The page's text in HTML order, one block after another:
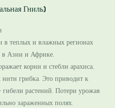
Гниль)
в теплых и влажных регионах
в Азии и Африке.
корни и стебли арахиса,
грибка. Это приводит к
растений. Потери урожая
зараженных полях.